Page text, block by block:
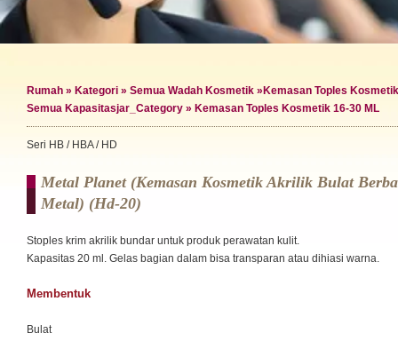
Rumah » Kategori » Semua Wadah Kosmetik » Kemasan Toples Kosmetik
Semua Kapasitasjar_Category » Kemasan Toples Kosmetik 16-30 ML
Seri HB / HBA / HD
Metal Planet (Kemasan Kosmetik Akrilik Bulat
Metal) (hd-20)
Stoples krim akrilik bundar untuk produk perawatan kulit.
Kapasitas 20 ml. Gelas bagian dalam bisa transparan atau dihiasi warna.
Membentuk
Bulat